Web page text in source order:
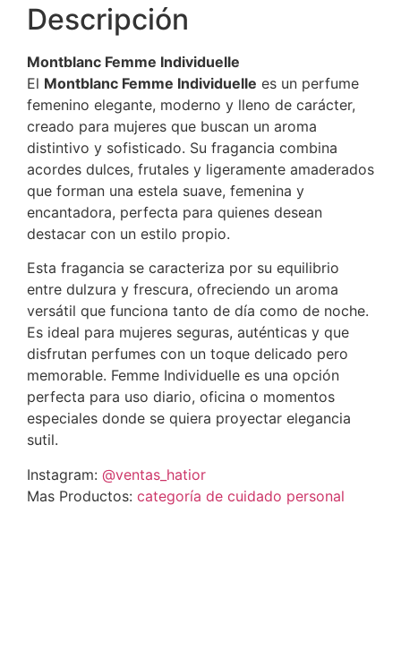
Descripción
Montblanc Femme Individuelle
El Montblanc Femme Individuelle es un perfume
femenino elegante, moderno y lleno de carácter,
creado para mujeres que buscan un aroma
distintivo y sofisticado. Su fragancia combina
acordes dulces, frutales y ligeramente amaderados
que forman una estela suave, femenina y
encantadora, perfecta para quienes desean
destacar con un estilo propio.
Esta fragancia se caracteriza por su equilibrio
entre dulzura y frescura, ofreciendo un aroma
versátil que funciona tanto de día como de noche.
Es ideal para mujeres seguras, auténticas y que
disfrutan perfumes con un toque delicado pero
memorable. Femme Individuelle es una opción
perfecta para uso diario, oficina o momentos
especiales donde se quiera proyectar elegancia
sutil.
Instagram: @ventas_hatior
Mas Productos: categoría de cuidado personal